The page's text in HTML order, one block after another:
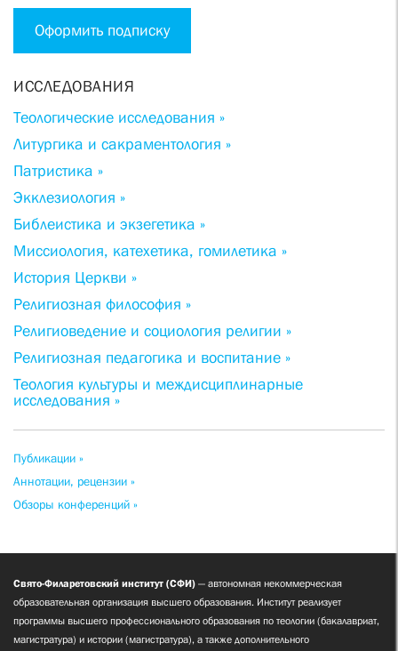
Оформить подписку
ИССЛЕДОВАНИЯ
Теологические исследования »
Литургика и сакраментология »
Патристика »
Экклезиология »
Библеистика и экзегетика »
Миссиология, катехетика, гомилетика »
История Церкви »
Религиозная философия »
Религиоведение и социология религии »
Религиозная педагогика и воспитание »
Теология культуры и междисциплинарные
исследования »
Публикации »
Аннотации, рецензии »
Обзоры конференций »
Свято-Филаретовский институт (СФИ) — автономная некоммерческая
образовательная организация высшего образования. Институт реализует
программы высшего профессионального образования по теологии (бакалавриат,
магистратура) и истории (магистратура), а также дополнительного